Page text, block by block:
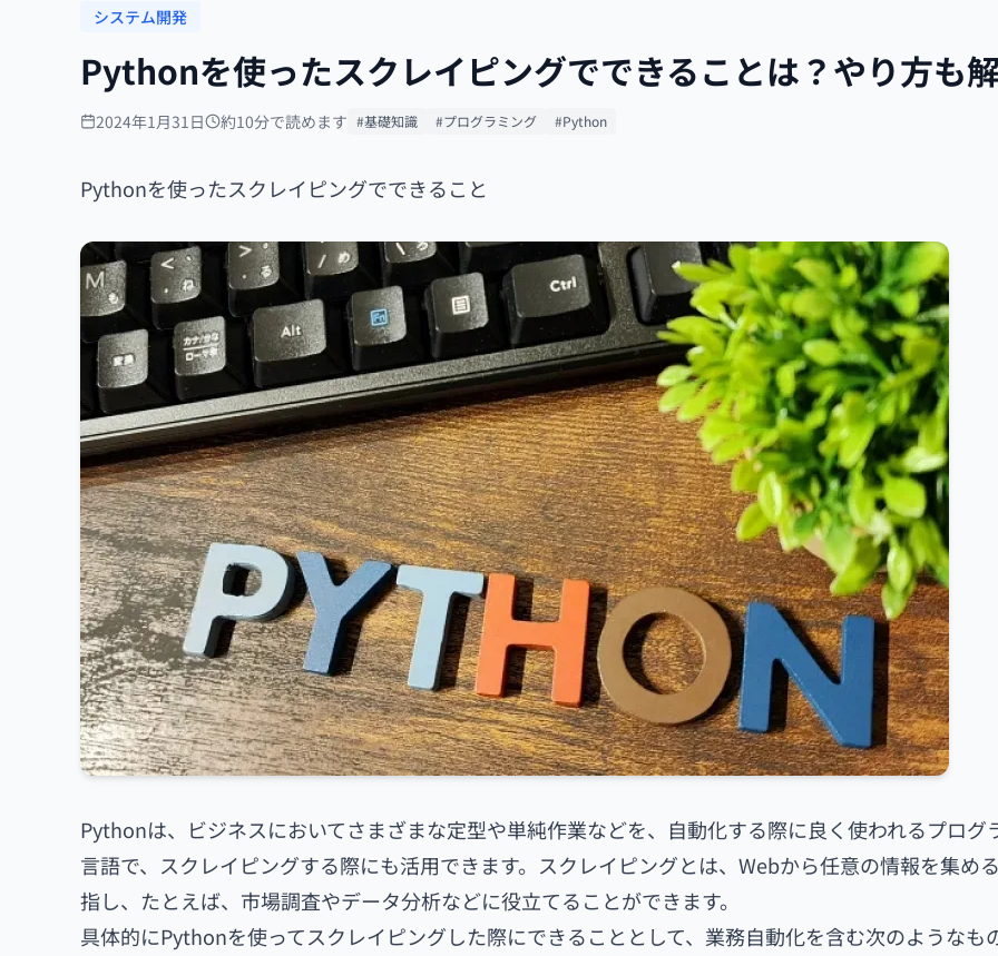
システム開発
Pythonを使ったスクレイピングでできることは？やり方も
2024年1月31日 約10分で読めます #基礎知識 #プログラミング #Python
Pythonを使ったスクレイピングでできること
Pythonは、ビジネスにおいてさまざまな定型や単純作業などを、自動化する際に良く使われるプログ
言語で、スクレイピングする際にも活用できます。スクレイピングとは、Webから任意の情報を集め
指し、たとえば、市場調査やデータ分析などに役立てることができます。
具体的にPythonを使ってスクレイピングした際にできることとして、業務自動化を含む次のようなも